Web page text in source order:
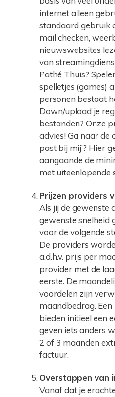
internet alleen
standaard gebruik
mail checken,
nieuwswebsites
van
Pathé Thuis?
spelletjes (games)
personen bestaat
Down/upload je
bestanden? Onze
advies! Ga naar de
past bij mij’? Hier
aangaande de
met uiteenlopende
Prijzen providers
Als jij de gewenste
gewenste snelheid
voor de volgende
De providers
a.d.h.v. prijs per
provider met de
eerste. De
voordelen zijn
maandbedrag.
bieden initieel een
geven iets anders
2 of 3 maanden
factuur.
Overstappen van
Vanaf dat je